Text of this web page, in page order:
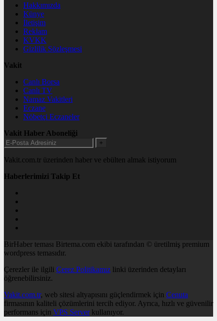
Hakkımızda
Künye
İletişim
Reklam
KVKK
Gizlilik Sözleşmesi
Vakit
Canlı Borsa
Canlı TV
Namaz Vakitleri
Eczane
Nöbetçi Eczaneler
Vakit Haber Aboneliği
+
Vakit.com.tr üzerinden haber ve ebülten almak istiyorum
Haberlerimizi Takip Et
BirHaber teması Birtema.com ekibi tarafından © üretilmiş premium
wordpress temasıdır.
Çerezler ile ilgili Çerez Politikamız linki üzerinden detayları
öğrenebilirsiniz.
Vakit.com.tr, web sitesi altyapısını güçlendirmek için Cenuta
firmasının kaliteli çözümlerini tercih ediyor. Ayrıca, hızlı ve güvenilir
performans için VPS Serverkullanıyor.